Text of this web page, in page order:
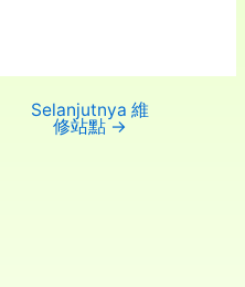
Selanjutnya 維
修站點→